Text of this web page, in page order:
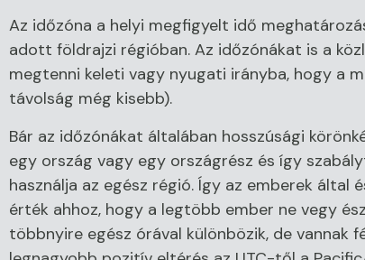
Az időzóna a helyi megfigyelt idő
adott földrajzi régióban. Az időzónákat is a
megtenni keleti vagy nyugati irányba, hogy a
távolság még kisebb).
Bár az időzónákat általában hosszúsági
egy ország vagy egy országrész és így
használja az egész régió. Így az emberek
érték ahhoz, hogy a legtöbb ember ne vegy
többnyire egész órával különbözik, de vannak